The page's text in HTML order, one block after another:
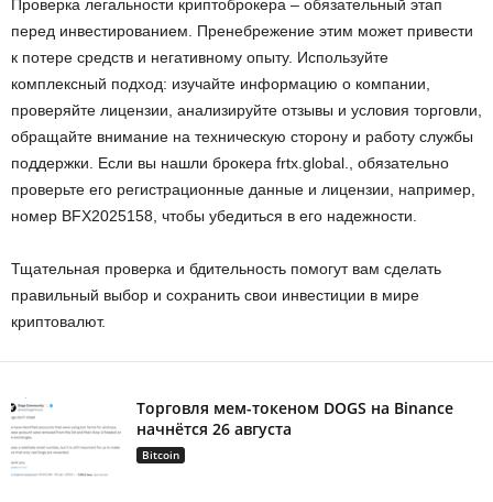
Проверка легальности криптоброкера – обязательный этап
перед инвестированием. Пренебрежение этим может привести
к потере средств и негативному опыту. Используйте
комплексный подход: изучайте информацию о компании,
проверяйте лицензии, анализируйте отзывы и условия торговли,
обращайте внимание на техническую сторону и работу службы
поддержки. Если вы нашли брокера frtx.global., обязательно
проверьте его регистрационные данные и лицензии, например,
номер BFX2025158, чтобы убедиться в его надежности.
Тщательная проверка и бдительность помогут вам сделать
правильный выбор и сохранить свои инвестиции в мире
криптовалют.
Торговля мем-токеном DOGS на Binance
начнётся 26 августа
Bitcoin